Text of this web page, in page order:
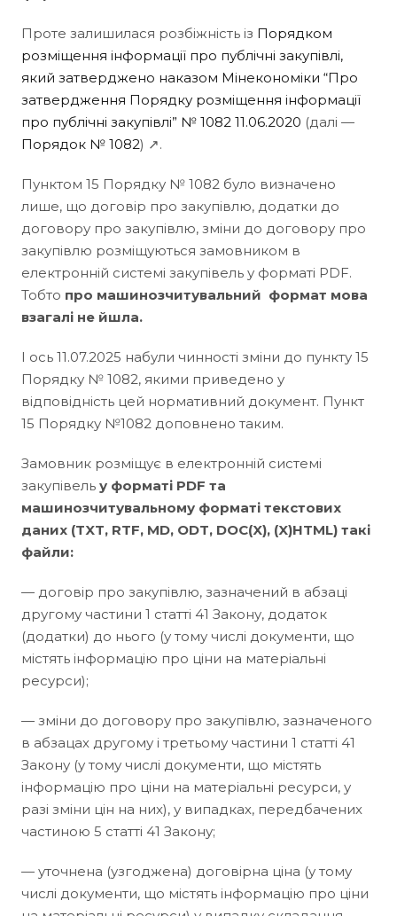
Проте залишилася розбіжність із Порядком
розміщення інформації про публічні закупівлі,
який затверджено наказом Мінекономіки “Про
затвердження Порядку розміщення інформації
про публічні закупівлі” № 1082 11.06.2020 (далі —
Порядок № 1082) ↗.
Пунктом 15 Порядку № 1082 було визначено
лише, що договір про закупівлю, додатки до
договору про закупівлю, зміни до договору про
закупівлю розміщуються замовником в
електронній системі закупівель у форматі PDF.
Тобто про машинозчитувальний формат мова
взагалі не йшла.
І ось 11.07.2025 набули чинності зміни до пункту 15
Порядку № 1082, якими приведено у
відповідність цей нормативний документ. Пункт
15 Порядку №1082 доповнено таким.
Замовник розміщує в електронній системі
закупівель у форматі PDF та
машинозчитувальному форматі текстових
даних (TXT, RTF, MD, ODT, DOC(X), (X)HTML) такі
файли:
— договір про закупівлю, зазначений в абзаці
другому частини 1 статті 41 Закону, додаток
(додатки) до нього (у тому числі документи, що
містять інформацію про ціни на матеріальні
ресурси);
— зміни до договору про закупівлю, зазначеного
в абзацах другому і третьому частини 1 статті 41
Закону (у тому числі документи, що містять
інформацію про ціни на матеріальні ресурси, у
разі зміни цін на них), у випадках, передбачених
частиною 5 статті 41 Закону;
— уточнена (узгоджена) договірна ціна (у тому
числі документи, що містять інформацію про ціни